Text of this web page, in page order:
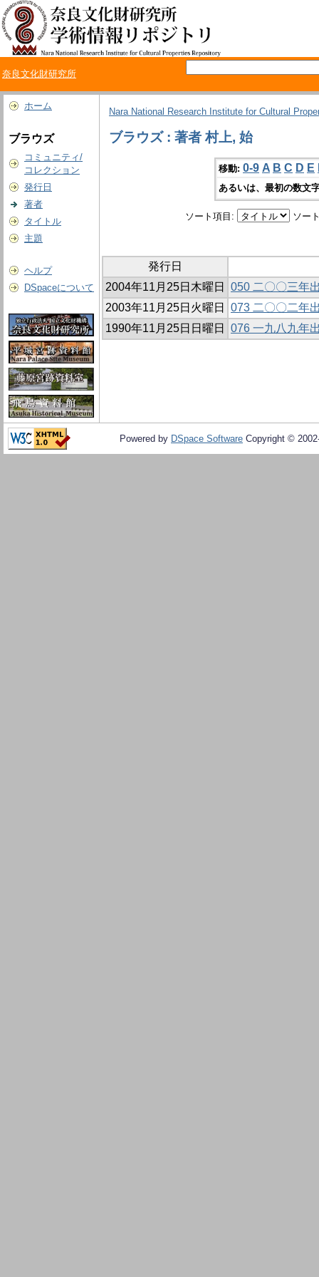
奈良文化財研究所
ホーム
ブラウズ
コミュニティ/
コレクション
発行日
著者
タイトル
主題
ヘルプ
DSpaceについて
Nara National Research Institute for Cultural
ブラウズ : 著者 村上, 始
移動: 0-9 A B C D E
あるいは、最初の数文
ソート項目: ソー
発行日
2004年11月25日木曜日
050 二〇〇三年
2003年11月25日火曜日
073 二〇〇二年
1990年11月25日日曜日
076 一九八九年
Powered by DSpace Software Copyright ©